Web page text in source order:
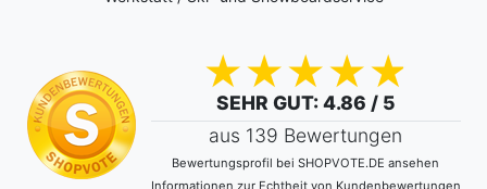
SEHR GUT: 4.86 / 5
aus 139 Bewertungen
Bewertungsprofil bei SHOPVOTE.DE ansehen
Informationen zur Echtheit von Kundenbewertungen